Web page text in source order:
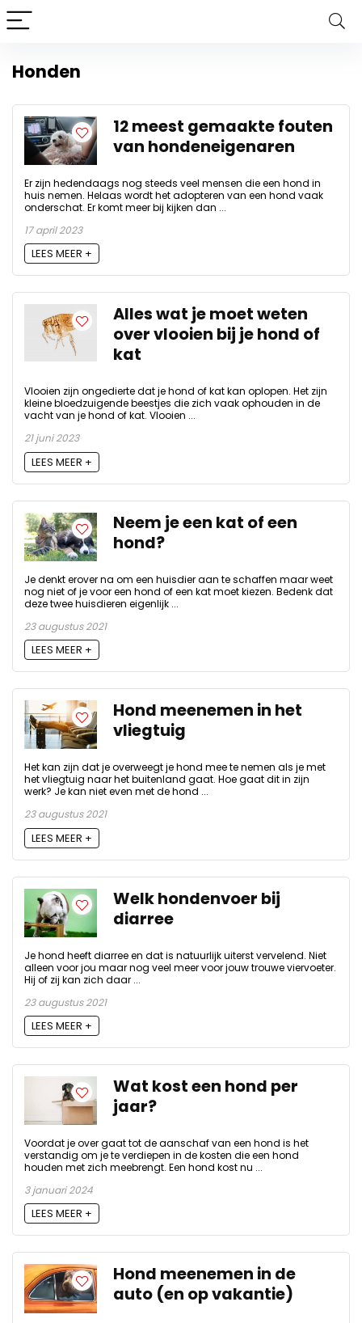
Honden
12 meest gemaakte fouten
van hondeneigenaren
Er zijn hedendaags nog steeds veel mensen die een hond in
huis nemen. Helaas wordt het adopteren van een hond vaak
onderschat. Er komt meer bij kijken dan ...
17 april 2023
LEES MEER +
Alles wat je moet weten
over vlooien bij je hond of
kat
Vlooien zijn ongedierte dat je hond of kat kan oplopen. Het zijn
kleine bloedzuigende beestjes die zich vaak ophouden in de
vacht van je hond of kat. Vlooien ...
21 juni 2023
LEES MEER +
Neem je een kat of een
hond?
Je denkt erover na om een huisdier aan te schaffen maar weet
nog niet of je voor een hond of een kat moet kiezen. Bedenk dat
deze twee huisdieren eigenlijk ...
23 augustus 2021
LEES MEER +
Hond meenemen in het
vliegtuig
Het kan zijn dat je overweegt je hond mee te nemen als je met
het vliegtuig naar het buitenland gaat. Hoe gaat dit in zijn
werk? Je kan niet even met de hond ...
23 augustus 2021
LEES MEER +
Welk hondenvoer bij
diarree
Je hond heeft diarree en dat is natuurlijk uiterst vervelend. Niet
alleen voor jou maar nog veel meer voor jouw trouwe viervoeter.
Hij of zij kan zich daar ...
23 augustus 2021
LEES MEER +
Wat kost een hond per
jaar?
Voordat je over gaat tot de aanschaf van een hond is het
verstandig om je te verdiepen in de kosten die een hond
houden met zich meebrengt. Een hond kost nu ...
3 januari 2024
LEES MEER +
Hond meenemen in de
auto (en op vakantie)